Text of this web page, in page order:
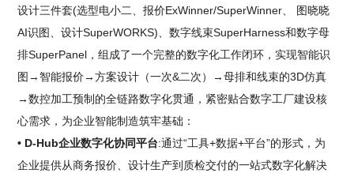
设计三件套(选型电小二、报价ExWinner/SuperWinner、 图晓晓
AI识图、设计SuperWORKS)、数字线束SuperHarness和数字母
排SuperPanel，组成了一个完整的数字化工作闭环，实现智能识
图→智能报价→方案设计（一次&二次）→母排和线束的3D仿真
→数控加工预制的全链路数字化贯通，紧密贴合数字工厂建设核
心需求，为企业智能制造筑牢基础：
• D-Hub企业数字化协同平台:通过“工具+数据+平台”的形式，为
企业提供从商务报价、设计生产到质检交付的一站式数字化解决